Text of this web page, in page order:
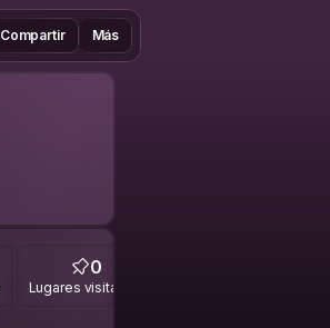
Compartir Más
0
Lugares visitados